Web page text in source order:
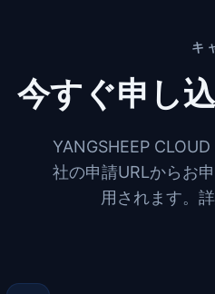
キ
今すぐ申し
YANGSHEEP
社の申請URLからお
用されます。